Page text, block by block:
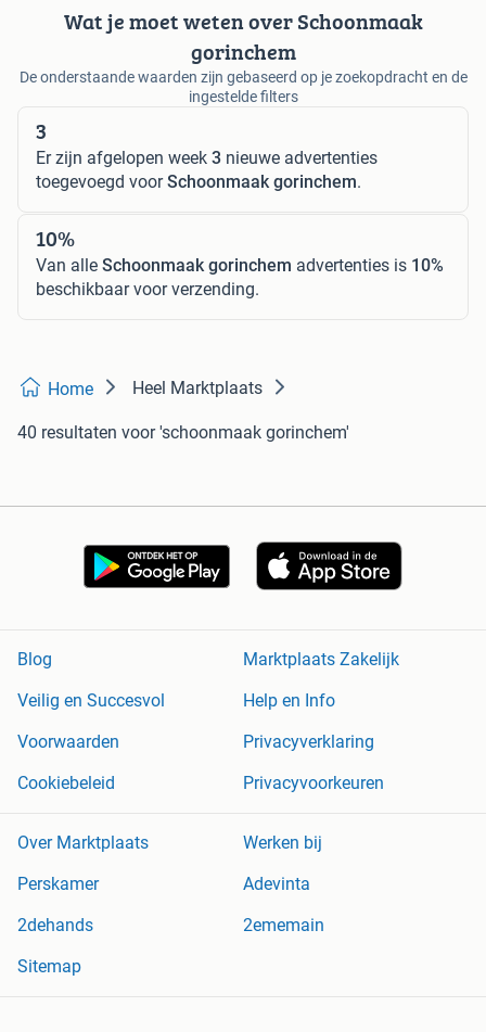
Wat je moet weten over Schoonmaak
gorinchem
De onderstaande waarden zijn gebaseerd op je zoekopdracht en de
ingestelde filters
3
Er zijn afgelopen week 3 nieuwe advertenties
toegevoegd voorSchoonmaak gorinchem.
10%
Van alle Schoonmaak gorinchem advertenties is 10%
beschikbaar voor verzending.
Home Heel Marktplaats
40 resultaten voor 'schoonmaak gorinchem'
Blog
Marktplaats Zakelijk
Veilig en Succesvol
Help en Info
Voorwaarden
Privacyverklaring
Cookiebeleid
Privacyvoorkeuren
Over Marktplaats
Werken bij
Perskamer
Adevinta
2dehands
2ememain
Sitemap